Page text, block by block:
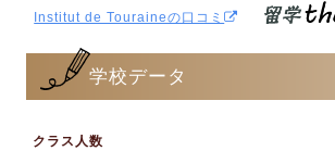
Institut de Touraineの口コミ
学校データ
クラス人数